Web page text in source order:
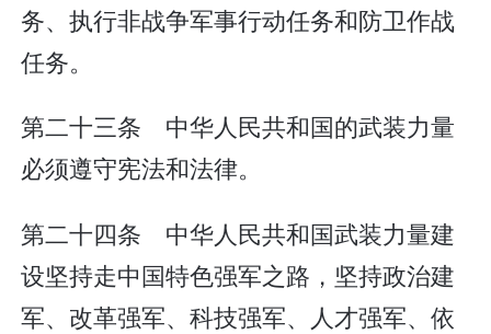
务、执行非战争军事行动任务和防卫作战
任务。
第二十三条 中华人民共和国的武装力量
必须遵守宪法和法律。
第二十四条 中华人民共和国武装力量建
设坚持走中国特色强军之路，坚持政治建
军、改革强军、科技强军、人才强军、依